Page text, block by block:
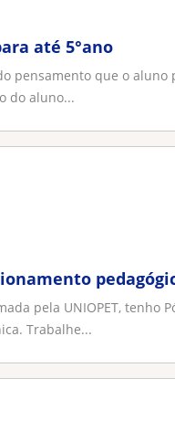
até 5°ano
pensamento que o aluno
do aluno...
pela UNIOPET, tenho
Trabalhe...